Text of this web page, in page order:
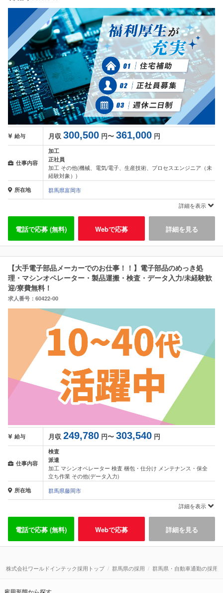
給与 月収 300,500 円〜 361,000 円
仕事内容
加工
正社員
加工 その他(機械、電気/電子、生産技術、プロセスエンジニア（未
経験対象）)
所在地
群馬県富岡市
詳細を表示
電話で応募 (無料) Webで応募 詳細を見る
【大手電子部品メーカーでのお仕事！！】電子部品のめっき処
理・マシンオペレーター・製品運搬・検査・データ入力/未経験歓
迎/寮費無料！
求人番号：60422-00
給与 月収 249,780 円〜 303,540 円
仕事内容
検査
派遣
加工 マシンオペレーター 検査 梱包・仕分け メンテナンス・保全
立ち作業 その他(データ入力)
所在地
群馬県藤岡市
詳細を表示
電話で応募 (無料) Webで応募 詳細を見る
株式会社ワールドインテック採用トップ 群馬県の採用 群馬県・自動車通勤の採用